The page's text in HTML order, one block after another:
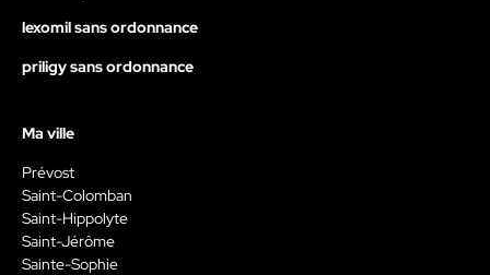
lexomil sans ordonnance
priligy sans ordonnance
Ma ville
Prévost
Saint-Colomban
Saint-Hippolyte
Saint-Jérôme
Sainte-Sophie